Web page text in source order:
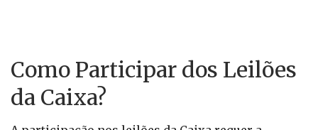
Como Participar dos Leilões
da Caixa?